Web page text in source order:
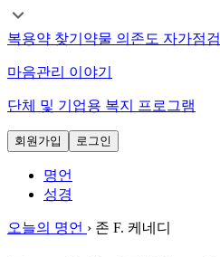
복용약 찾기 약물 의존도 자가점검
마음관리 이야기
단체 및 기업용 복지 프로그램
회원가입 로그인
명언
성경
오늘의 명언 › 존 F. 케네디